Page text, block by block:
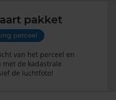
pakket
perceel
van het perceel en
de kadastrale
de luchtfoto!